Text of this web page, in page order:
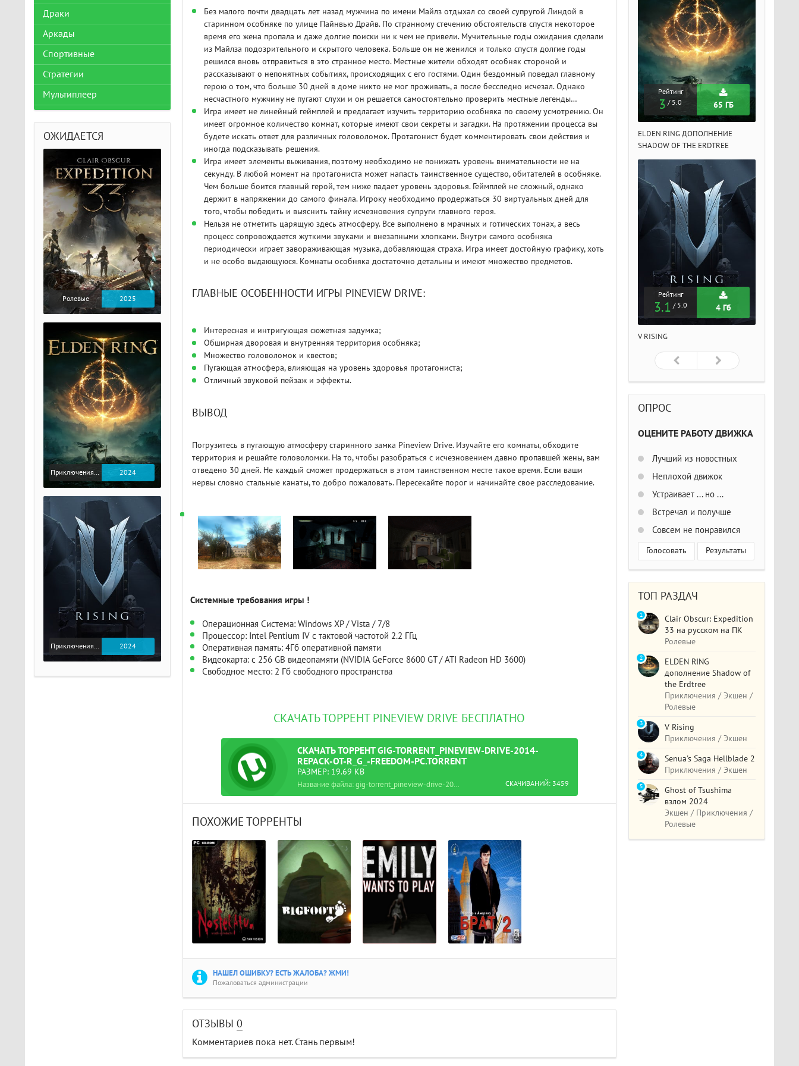
Без малого почти двадцать лет назад мужчина по имени Майлз отдыхал со своей супругой Линдой в
старинном особняке по улице Пайнвью Драйв. По странному стечению обстоятельств спустя некоторое
время его жена пропала и даже долгие поиски ни к чем не привели. Мучительные годы ожидания сделали
из Майлза подозрительного и скрытого человека. Больше он не женился и только спустя долгие годы
решился вновь отправиться в это странное место. Местные жители обходят особняк стороной и
рассказывают о непонятных событиях, происходящих с его гостями. Один бездомный поведал главному
герою о том, что больше 30 дней в доме никто не мог проживать, а после бесследно исчезал. Однако
несчастного мужчину не пугают слухи и он решается самостоятельно проверить местные легенды…
Игра имеет не линейный геймплей и предлагает изучить территорию особняка по своему усмотрению. Он
имеет огромное количество комнат, которые имеют свои секреты и загадки. На протяжении процесса вы
будете искать ответ для различных головоломок. Протагонист будет комментировать свои действия и
иногда подсказывать решения.
Игра имеет элементы выживания, поэтому необходимо не понижать уровень внимательности не на
секунду. В любой момент на протагониста может напасть таинственное существо, обитателей в особняке.
Чем больше боится главный герой, тем ниже падает уровень здоровья. Геймплей не сложный, однако
держит в напряжении до самого финала. Игроку необходимо продержаться 30 виртуальных дней для
того, чтобы победить и выяснить тайну исчезновения супруги главного героя.
Нельзя не отметить царящую здесь атмосферу. Все выполнено в мрачных и готических тонах, а весь
процесс сопровождается жуткими звуками и внезапными хлопками. Внутри самого особняка
периодически играет завораживающая музыка, добавляющая страха. Игра имеет достойную графику, хоть
и не особо выдающуюся. Комнаты особняка достаточно детальны и имеют множество предметов.
ГЛАВНЫЕ ОСОБЕННОСТИ ИГРЫ PINEVIEW DRIVE:
Интересная и интригующая сюжетная задумка;
Обширная дворовая и внутренняя территория особняка;
Множество головоломок и квестов;
Пугающая атмосфера, влияющая на уровень здоровья протагониста;
Отличный звуковой пейзаж и эффекты.
ВЫВОД
Погрузитесь в пугающую атмосферу старинного замка Pineview Drive. Изучайте его комнаты, обходите
территория и решайте головоломки. На то, чтобы разобраться с исчезновением давно пропавшей жены, вам
отведено 30 дней. Не каждый сможет продержаться в этом таинственном месте такое время. Если ваши
нервы словно стальные канаты, то добро пожаловать. Пересекайте порог и начинайте свое расследование.
Системные требования игры !
Операционная Cистема: Windows XP / Vista / 7/8
Процессор: Intel Pentium IV с тактовой частотой 2.2 ГГц
Оперативная память: 4Гб оперативной памяти
Видеокарта: с 256 GВ видеопамяти (NVIDIA GeForce 8600 GT / ATI Radeon HD 3600)
Свободное место: 2 Гб свободного пространства
СКАЧАТЬ ТОРРЕНТ PINEVIEW DRIVE БЕСПЛАТНО
СКАЧАТЬТОРРЕНТGIG-TORRENT_PINEVIEW-DRIVE-2014-
REPACK-OT-R_G_-FREEDOM-PC.TORRENT
РАЗМЕР: 19.69 KB
СКАЧИВАНИЙ: 3459
Название файла: gig-torrent_pineview-drive-2014-repack-ot-r_g_-freedom-pc.torrent
ПОХОЖИЕ ТОРРЕНТЫ
НАШЕЛ ОШИБКУ? ЕСТЬ ЖАЛОБА? ЖМИ!
Пожаловаться администрации
ОТЗЫВЫ 0
Комментариев пока нет. Стань первым!
Драки
Аркады
Спортивные
Стратегии
Мультиплеер
ОЖИДАЕТСЯ
Ролевые 2025
Приключения / Экшен / Ролевые 2024
Приключения / Экшен 2024
Рейтинг
3/ 5.0 65 ГБ
ELDEN RING ДОПОЛНЕНИЕ
Рейтинг
Рейтинг
3/ 5.0
ELDEN RING ДОПОЛНЕНИЕ
Рейтинг
3 / 5.0 65 ГБ
ELDEN RING ДОПОЛНЕНИЕ
SHADOW OF THE ERDTREE
Рейтинг
3.1 / 5.0 4 Гб
V RISING
ОПРОС
ОЦЕНИТЕ РАБОТУ ДВИЖКА
Лучший из новостных
Неплохой движок
Устраивает ... но ...
Встречал и получше
Совсем не понравился
Голосовать Результаты
ТОП РАЗДАЧ
Clair Obscur: Expedition
33 на русском на ПК
Ролевые
1
ELDEN RING
дополнение Shadow of
the Erdtree
Приключения / Экшен /
Ролевые
2
V Rising
Приключения / Экшен
3
Senua's Saga Hellblade 2
Приключения / Экшен
4
Ghost of Tsushima
взлом 2024
Экшен / Приключения /
Ролевые
5